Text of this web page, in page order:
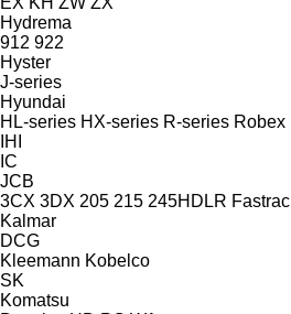
Hydrema
912 922
Hyster
J-series
Hyundai
HL-series HX-series R-series Robex
IHI
IC
JCB
3CX 3DX 205 215 245HDLR Fastrac
Kalmar
DCG
Kleemann Kobelco
SK
Komatsu